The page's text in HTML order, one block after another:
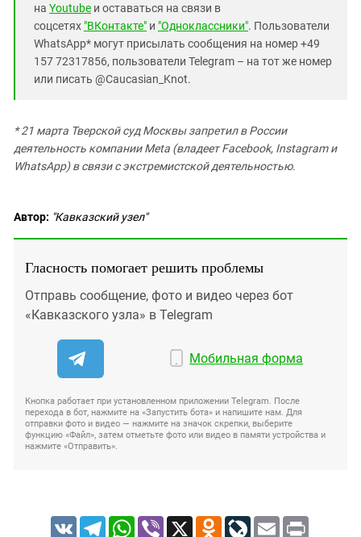
на Youtube и оставаться на связи в
соцсетях "ВКонтакте" и "Одноклассники". Пользователи
WhatsApp* могут присылать сообщения на номер +49
157 72317856, пользователи Telegram – на тот же номер
или писать @Caucasian_Knot.
* 21 марта Тверской суд Москвы запретил в России
деятельность компании Meta (владеет Facebook, Instagram и
WhatsApp) в связи с экстремистской деятельностью.
Автор: "Кавказский узел"
Гласность помогает решить проблемы
Отправь сообщение, фото и видео через бот
«Кавказского узла» в Telegram
Мобильная форма
Кнопка работает при установленном приложении Telegram. После
перехода в бот, нажмите на «Запустить бота» и напишите нам. Для
отправки фото и видео — нажмите на значок скрепки, выберите
функцию «Файл», затем отметьте фото или видео в памяти устройства и
нажмите «Отправить».
VK TelegramWhatsApp
Viber X Odnoklassniki
LiveJournal
Email Print